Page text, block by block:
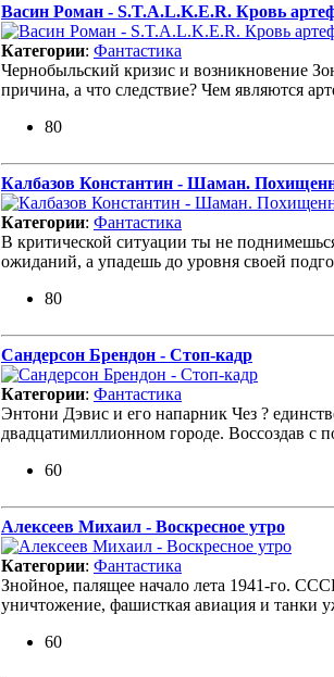
Васин Роман - S.T.A.L.K.E.R. Кровь
Категории: Фантастика
Чернобыльский кризис и возникновение
причина, а что следствие? Чем являются
80
Калбазов Константин - Шаман.
Категории: Фантастика
В критической ситуации ты не
ожиданий, а упадешь до уровня своей
80
Сандерсон Брендон - Стоп-кадр
Категории: Фантастика
Энтони Дэвис и его напарник Чез ?
двадцатимиллионном городе. Воссоздав с
60
Алексеев Михаил - Воскресное утро
Категории: Фантастика
Знойное, палящее начало лета 1941-го.
уничтожение, фашисткая авиация и танки
60